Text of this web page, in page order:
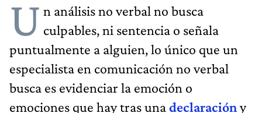
U n análisis no verbal no busca
culpables, ni sentencia o señala
puntualmente a alguien, lo único que un
especialista en comunicación no verbal
busca es evidenciar la emoción o
emociones que hay tras unadeclaracióny